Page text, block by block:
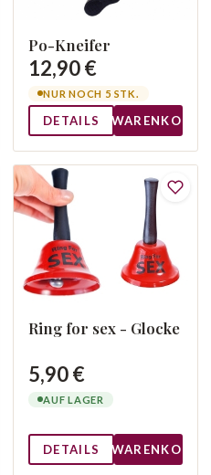
Po-Kneifer
12,90 €
NUR NOCH 5 STK.
DETAILS WARENKORB
Ring for sex - Glocke
5,90 €
AUF LAGER
DETAILS WARENKORB